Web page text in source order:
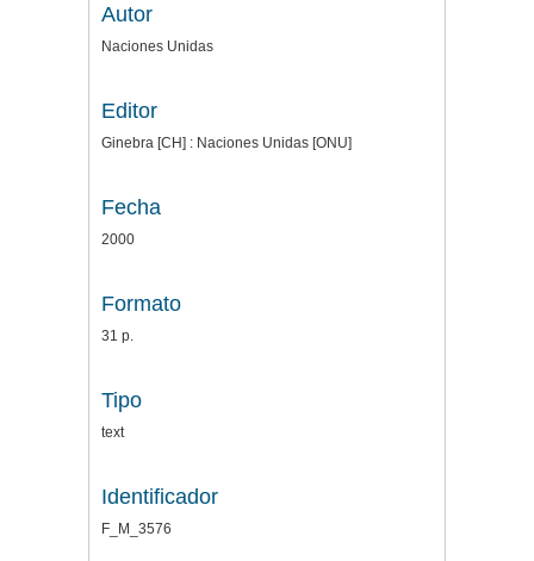
Autor
Naciones Unidas
Editor
Ginebra [CH] : Naciones Unidas [ONU]
Fecha
2000
Formato
31 p.
Tipo
text
Identificador
F_M_3576